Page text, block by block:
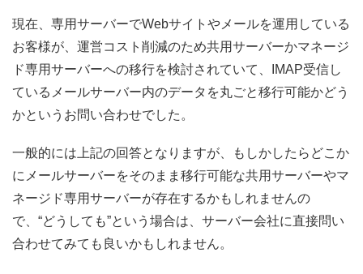
現在、専用サーバーでWebサイトやメールを運用している
お客様が、運営コスト削減のため共用サーバーかマネージ
ド専用サーバーへの移行を検討されていて、IMAP受信し
ているメールサーバー内のデータを丸ごと移行可能かどう
かというお問い合わせでした。
一般的には上記の回答となりますが、もしかしたらどこか
にメールサーバーをそのまま移行可能な共用サーバーやマ
ネージド専用サーバーが存在するかもしれませんの
で、“どうしても”という場合は、サーバー会社に直接問い
合わせてみても良いかもしれません。